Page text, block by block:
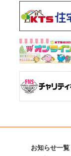
お知らせ一覧